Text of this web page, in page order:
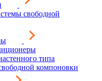
свободной
типа
компоновки